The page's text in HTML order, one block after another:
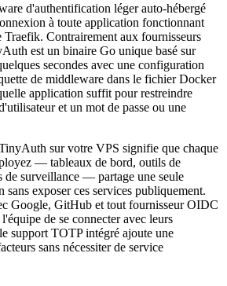
d'authentification léger auto-hébergé
à toute application fonctionnant
Contrairement aux fournisseurs
est un binaire Go unique basé sur
secondes avec une configuration
de middleware dans le fichier Docker
application suffit pour restreindre
et un mot de passe ou une
sur votre VPS signifie que chaque
— tableaux de bord, outils de
de surveillance — partage une seule
exposer ces services publiquement.
Google, GitHub et tout fournisseur OIDC
de se connecter avec leurs
support TOTP intégré ajoute une
sans nécessiter de service